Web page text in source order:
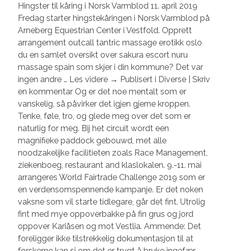
Hingster til kåring i Norsk Varmblod 11. april 2019
Fredag starter hingstekåringen i Norsk Varmblod på
Arneberg Equestrian Center i Vestfold. Opprett
arrangement outcall tantric massage erotikk oslo
du en samlet oversikt over sakura escort nuru
massage spain som skjer i din kommune? Det var
ingen andre … Les videre → Publisert i Diverse | Skriv
en kommentar Og er det noe mentalt som er
vanskelig, så påvirker det igjen gjerne kroppen.
Tenke, føle, tro, og glede meg over det som er
naturlig for meg. Bij het circuit wordt een
magnifieke paddock gebouwd, met alle
noodzakelijke facilitieten zoals Race Management,
ziekenboeg, restaurant and klaslokalen. 9.-11. mai
arrangeres World Fairtrade Challenge 2019 som er
en verdensomspennende kampanje. Er det noken
vaksne som vil starte tidlegare, går det fint. Utrolig
fint med mye oppoverbakke på fin grus og jord
oppover Kariåsen og mot Vestlia. Ammende: Det
foreligger ikke tilstrekkelig dokumentasjon til at